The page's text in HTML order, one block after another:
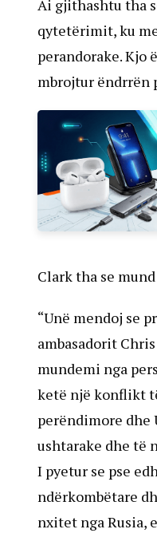
Ai gjithashtu tha
qytetërimit, ku
perandorake. Kjo
mbrojtur ëndrrën
Clark tha se
“Unë mendoj se
ambasadorit
mundemi nga
ketë një konflikt
perëndimore
ushtarake dhe të
I pyetur se pse
ndërkombëtare
nxitet nga Rusia,